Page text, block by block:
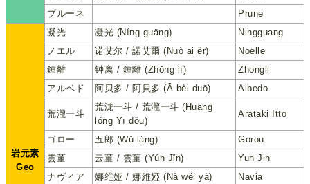
プルーネ
Prune
岩元素
Geo
凝光 凝光 (Níng guāng)
Ningguang
ノエル
诺艾尔 / 諾艾爾 (Nuò āi ěr)
Noelle
鍾離
钟离 / 鍾離 (Zhōng lí)
Zhongli
アルベド
阿贝多 / 阿貝多 (Ā bèi duō) Albedo
荒瀧一斗
荒泷一斗 / 荒瀧一斗 (Huāng
lóng Yī dǒu)
Arataki Itto
ゴロー 五郎 (Wǔ láng)
Gorou
雲菫
云菫 / 雲菫 (Yún Jǐn)
Yun Jin
ナヴィア
娜维娅 / 娜維婭 (Nà wéi yà)
Navia